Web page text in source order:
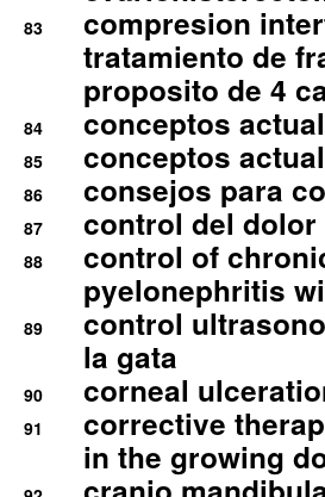
83
compresion
tratamiento de
proposito de 4
84 conceptos
85 conceptos
86 consejos para
87 control del
88
control of
pyelonephritis
89
control
la gata
90 corneal
91
corrective
in the growing